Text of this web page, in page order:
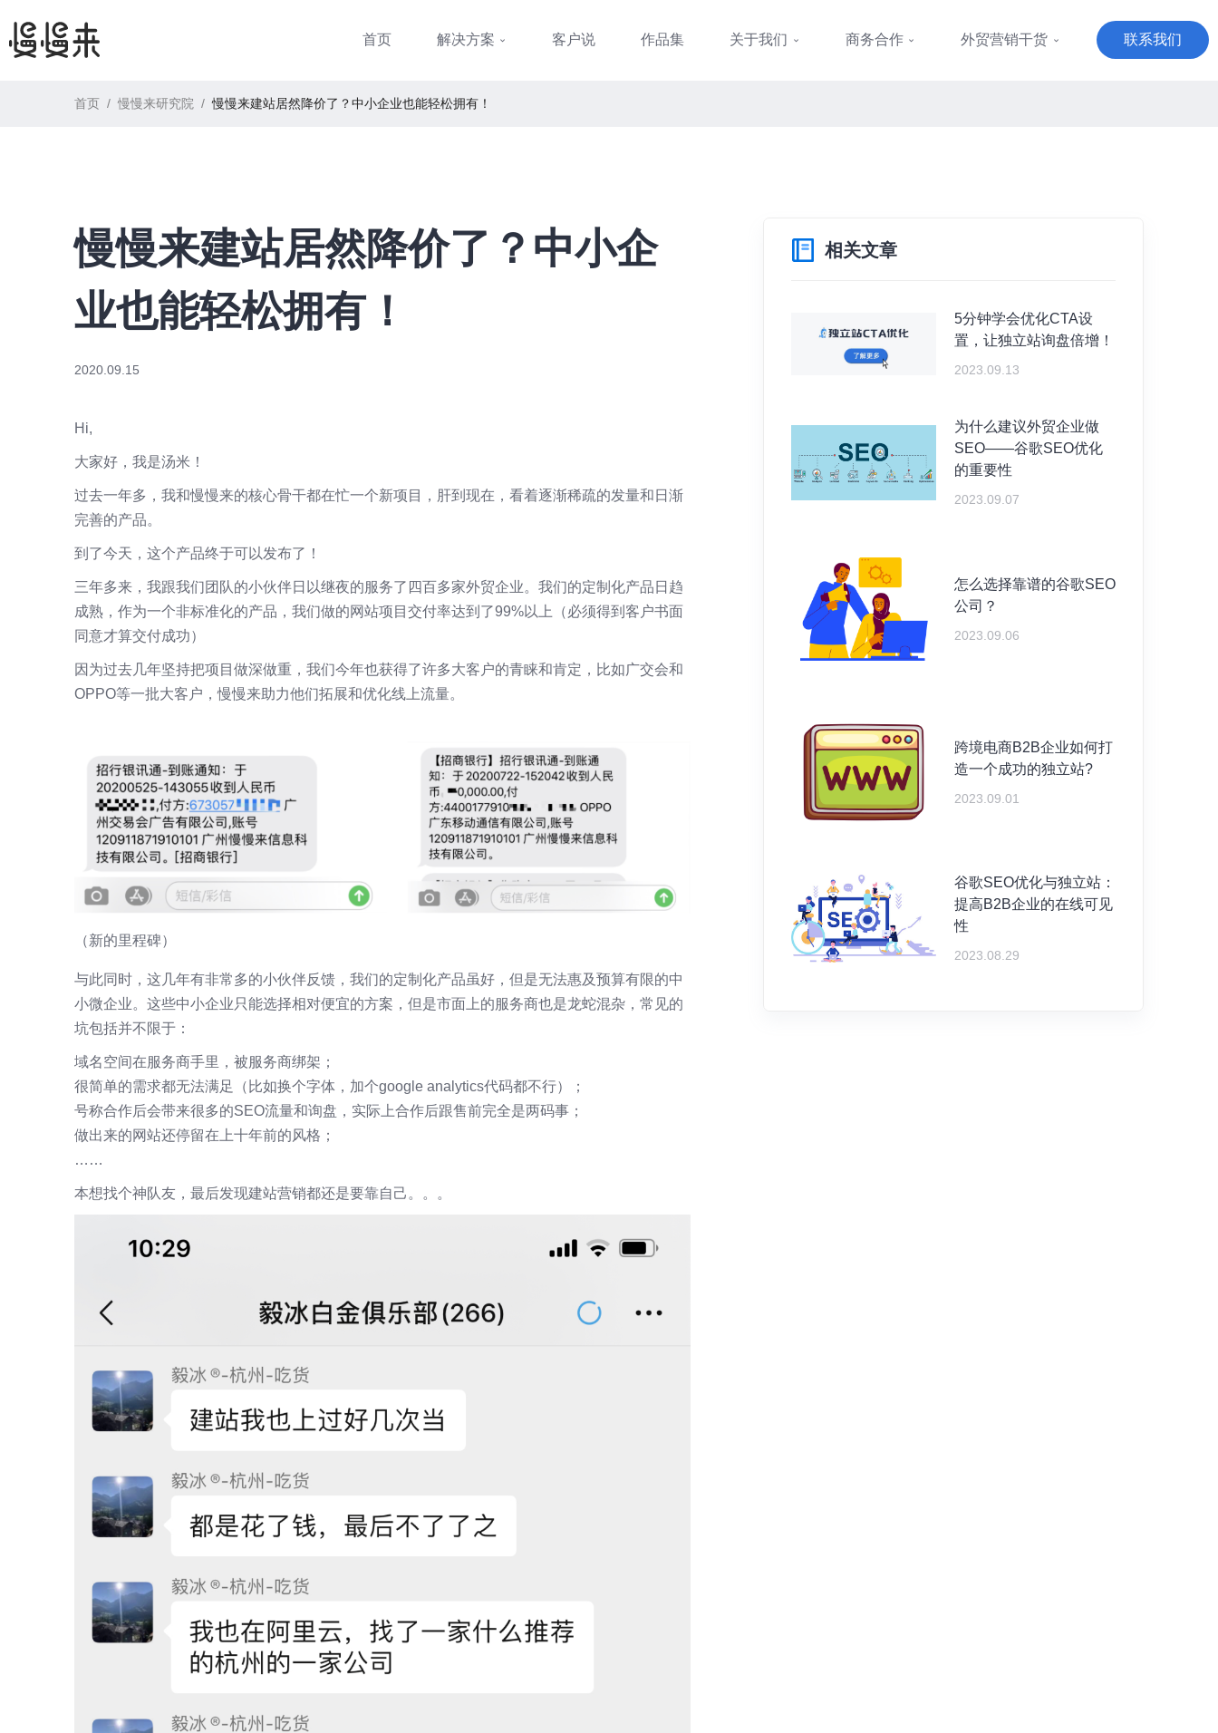
首页 解决方案 客户说 作品集 关于我们 商务合作 外贸营销干货 联系我们
首页 / 慢慢来研究院 / 慢慢来建站居然降价了？中小企业​也能轻松拥有！​
慢慢来建站居然降价了？中小企
业​也能轻松拥有！​
2020.09.15
Hi,
大家好，我是汤米！
过去一年多，我和慢慢来的核心骨干都在忙一个新项目，肝到现在，看着逐渐稀疏的发量和日渐
完善的产品。
到了今天，这个产品终于可以发布了！
三年多来，我跟我们团队的小伙伴日以继夜的服务了四百多家外贸企业。我们的定制化产品日趋
成熟，作为一个非标准化的产品，我们做的网站项目交付率达到了99%以上（必须得到客户书面
同意才算交付成功）
因为过去几年坚持把项目做深做重，我们今年也获得了许多大客户的青睐和肯定，比如广交会和
OPPO等一批大客户，慢慢来助力他们拓展和优化线上流量。
（新的里程碑）
与此同时，这几年有非常多的小伙伴反馈，我们的定制化产品虽好，但是无法惠及预算有限的中
小微企业。这些中小企业只能选择相对便宜的方案，但是市面上的服务商也是龙蛇混杂，常见的
坑包括并不限于：
域名空间在服务商手里，被服务商绑架；
很简单的需求都无法满足（比如换个字体，加个google analytics代码都不行）；
号称合作后会带来很多的SEO流量和询盘，实际上合作后跟售前完全是两码事；
做出来的网站还停留在上十年前的风格；
……
本想找个神队友，最后发现建站营销都还是要靠自己。。。
相关文章
5分钟学会优化CTA设
置，让独立站询盘倍增！
2023.09.13
为什么建议外贸企业做
SEO——谷歌SEO优化
的重要性
2023.09.07
怎么选择靠谱的谷歌SEO
公司？
2023.09.06
跨境电商B2B企业如何打
造一个成功的独立站?
2023.09.01
谷歌SEO优化与独立站：
提高B2B企业的在线可见
性
2023.08.29